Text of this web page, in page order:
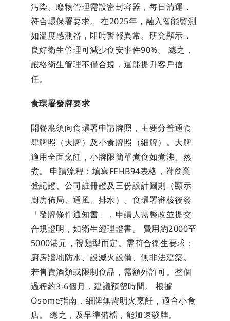
污染。廢物管理需設密封容器，每日清運，
符合環保署要求。 在2025年，融入智能監測
如溫度感測器，即時警報異常。研究顯示，
良好衛生管理可減少食安事件90%。 總之，
嚴格衛生管理不僅合規，還能提升客戶信
任。
食環署發牌要求
開餐廳須向食環署申請牌照，主要分普通食
肆牌照（大牌）及小食牌照（細牌）。大牌
適用全面烹飪，小牌限簡單煮食如煮沸、蒸
煮。 申請流程：填寫FEHB94表格，附商業
登記證、公司註冊證及三份設計圖則（顯示
廚房佈局、通風、排水）。食環署審核後發
「發牌條件通知書」，申請人需整改並提交
合規證明，如衛生經理證書。 費用約2000至
5000港元，視類型而定。需符合衛生要求：
廚房牆地防水、設滅火設備、無非法建築。
若售賣酒類或限制食品，需額外許可。整個
過程約3-6個月，建議預留時間。 根據
Osome指南，細牌無需明火烹飪，適合小食
店。 總之，及早準備檔，能加速發牌。